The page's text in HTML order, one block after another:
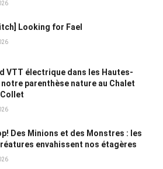
Looking for Fael
VTT électrique dans les Hautes-
parenthèse nature au Chalet
Des Minions et des Monstres : les
envahissent nos étagères